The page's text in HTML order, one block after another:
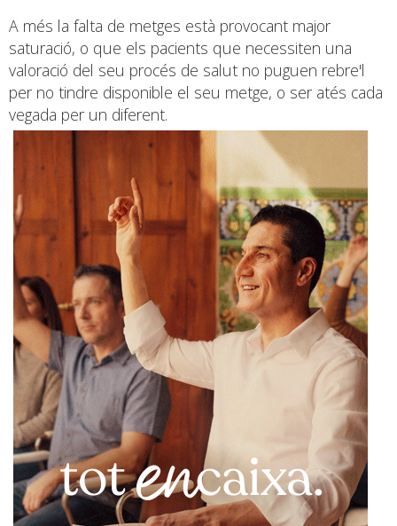
A més la falta de metges està provocant major
saturació, o que els pacients que necessiten una
valoració del seu procés de salut no puguen rebre'l
per no tindre disponible el seu metge, o ser atés cada
vegada per un diferent.